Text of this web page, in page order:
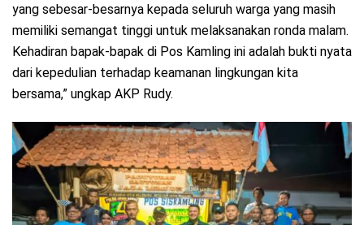
yang sebesar-besarnya kepada seluruh warga yang masih
memiliki semangat tinggi untuk melaksanakan ronda malam.
Kehadiran bapak-bapak di Pos Kamling ini adalah bukti nyata
dari kepedulian terhadap keamanan lingkungan kita
bersama,” ungkap AKP Rudy.